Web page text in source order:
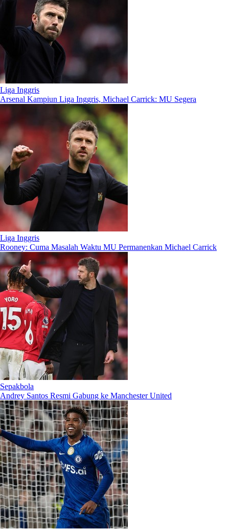
Liga Inggris
Arsenal Kampiun Liga Inggris, Michael Carrick: MU Segera
Liga Inggris
Rooney: Cuma Masalah Waktu MU Permanenkan Michael Carrick
Sepakbola
Andrey Santos Resmi Gabung ke Manchester United